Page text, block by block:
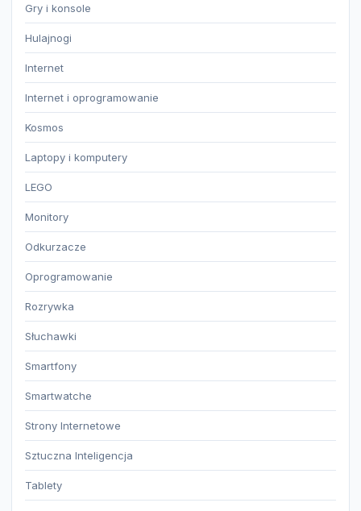
Gry i konsole
Hulajnogi
Internet
Internet i oprogramowanie
Kosmos
Laptopy i komputery
LEGO
Monitory
Odkurzacze
Oprogramowanie
Rozrywka
Słuchawki
Smartfony
Smartwatche
Strony Internetowe
Sztuczna Inteligencja
Tablety